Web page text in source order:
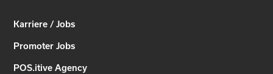
Karriere / Jobs
Promoter Jobs
POS.itive Agency